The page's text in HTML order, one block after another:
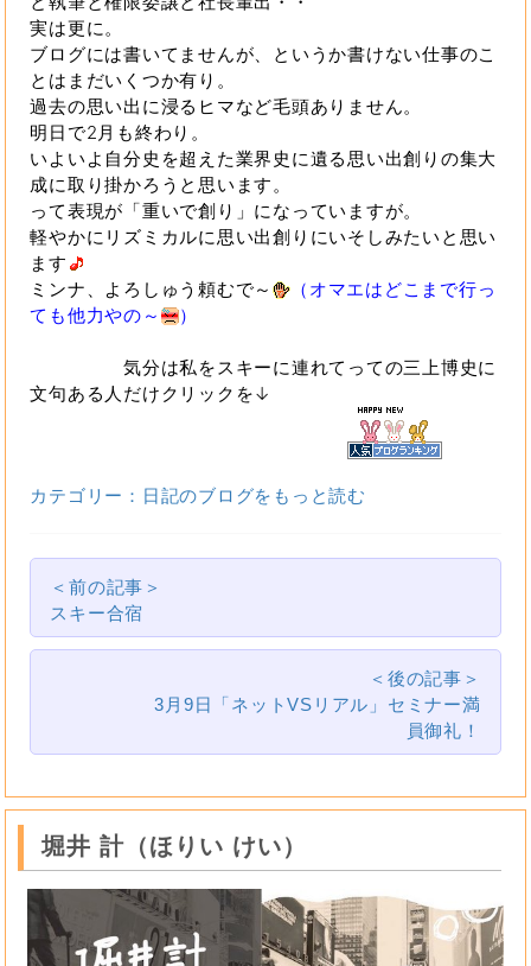
実は更に。
ブログには書いてませんが、というか書けない仕事のこ
とはまだいくつか有り。
過去の思い出に浸るヒマなど毛頭ありません。
明日で2月も終わり。
いよいよ自分史を超えた業界史に遺る思い出創りの集大
成に取り掛かろうと思います。
って表現が「重いで創り」になっていますが。
軽やかにリズミカルに思い出創りにいそしみたいと思い
ます
ミンナ、よろしゅう頼むで～
（オマエはどこまで行っ
ても他力やの～
）
気分は私をスキーに連れてっての三上博史に
文句ある人だけクリックを↓
カテゴリー：日記のブログをもっと読む
＜前の記事＞
スキー合宿
＜後の記事＞
3月9日「ネットVSリアル」セミナー満
員御礼！
堀井 計（ほりい けい）